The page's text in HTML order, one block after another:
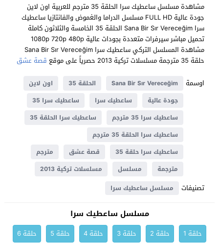
مشاهدة مسلسل ساعطيك سرا الحلقة 35 مترجم للعربية اون لاين
جودة عالية FULL HD مسلسل الدراما والغموض والفانتازيا ساعطيك
سرا Sana Bir Sır Vereceğim الحلقة 35 الخامسة والثلاثون كاملة
تحميل مباشر سيرفرات متعددة بجودات عالية 1080p 720p 480p
مشاهدة المسلسل التركي ساعطيك سرا Sana Bir Sır Vereceğim
حلقة 35 مترجمة مسلسلات تركية 2013 حصرياً على موقع
قصة عشق
اوسمة
Sana Bir Sır Vereceğim الحلقة 35
اون لاين
جودة عالية
ساعطيك سرا
ساعطيك سرا 35
ساعطيك سرا 35 مترجم
ساعطيك سرا الحلقة 35
ساعطيك سرا الحلقة 35 مترجم
ساعطيك سرا حلقة 35
قصة عشق
مترجم
مترجمة
مسلسل مسلسلات تركية 2013
تصنيفات مسلسل ساعطيك سرا
مسلسل ساعطيك سرا
حلقة 1 حلقة 2 حلقة 3 حلقة 4 حلقة 5
حلقة 6